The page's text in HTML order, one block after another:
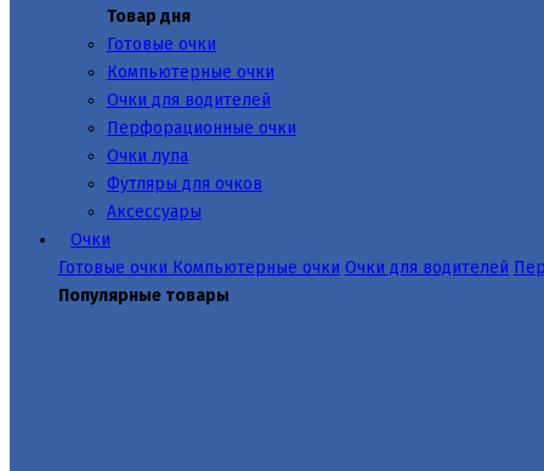
Товар дня
Готовые очки
Компьютерные очки
Очки для водителей
Перфорационные очки
Очки лупа
Футляры для очков
Аксессуары
Очки
Готовые очки Компьютерные очки Очки для водителей
Популярные товары